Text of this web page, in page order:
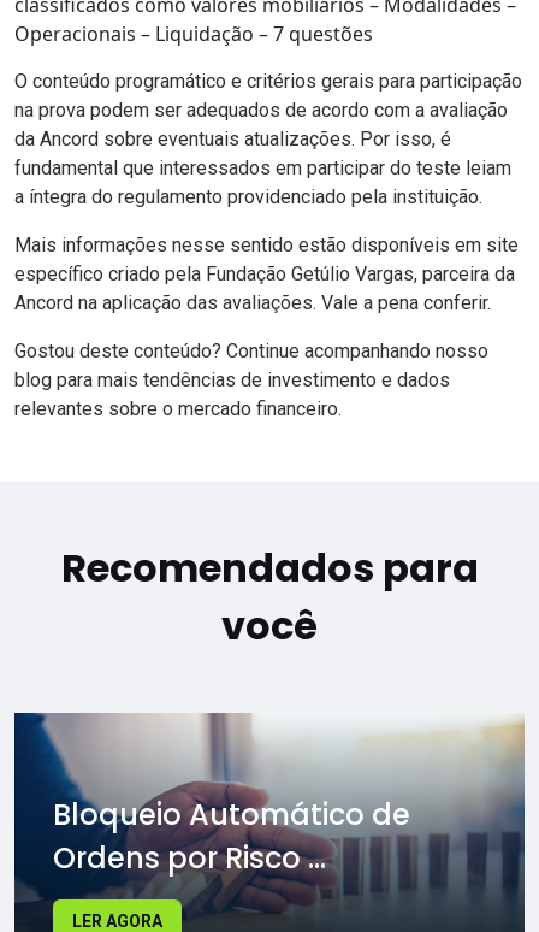
Operacionais – Liquidação – 7 questões
O conteúdo programático e critérios gerais para participação
na prova podem ser adequados de acordo com a avaliação
da Ancord sobre eventuais atualizações. Por isso, é
fundamental que interessados em participar do teste leiam
a íntegra do regulamento providenciado pela instituição.
Mais informações nesse sentido estão disponíveis em site
específico criado pela Fundação Getúlio Vargas, parceira da
Ancord na aplicação das avaliações. Vale a pena conferir.
Gostou deste conteúdo? Continue acompanhando nosso
blog para mais tendências de investimento e dados
relevantes sobre o mercado financeiro.
Recomendados para
você
Bloqueio Automático de
Ordens por Risco ...
LER AGORA